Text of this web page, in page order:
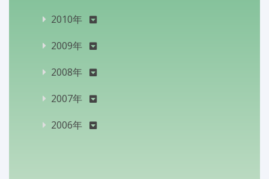
2010年
2009年
2008年
2007年
2006年